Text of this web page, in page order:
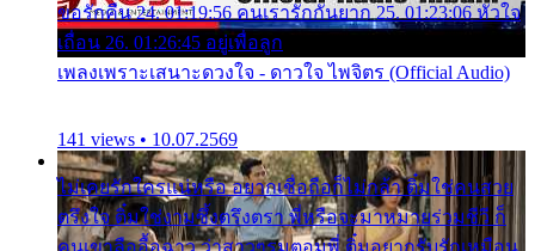
ขอรักคืน 24. 01:19:56 คนเรารักกันยาก 25. 01:23:06 หัวใจ
เถื่อน 26. 01:26:45 อยู่เพื่อลูก
เพลงเพราะเสนาะดวงใจ - ดาวใจ ไพจิตร (Official Audio)
141 views • 10.07.2569
ไม่เคยรักใครแน่หรือ อยากเชื่อถือก็ไม่กล้า ติ๋มใช่คนสวย
ตรึงใจ ติ๋มใช่งามซึ้งตรึงตรา พี่หรือจะมาหมายร่วมชีวี ก็
คนเขาลืออื้อฉาว ว่าสาวๆรุมตอมพี่ ติ๋มอยากรับรักเหมือน